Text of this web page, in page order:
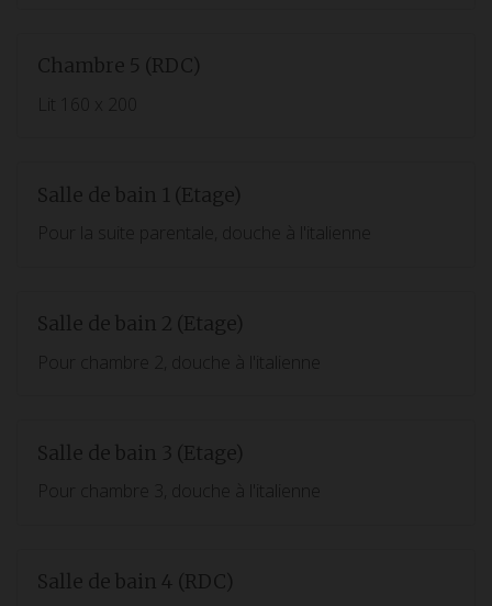
Chambre 5 (RDC)
Lit 160 x 200
Salle de bain 1 (Etage)
Pour la suite parentale, douche à l'italienne
Salle de bain 2 (Etage)
Pour chambre 2, douche à l'italienne
Salle de bain 3 (Etage)
Pour chambre 3, douche à l'italienne
Salle de bain 4 (RDC)